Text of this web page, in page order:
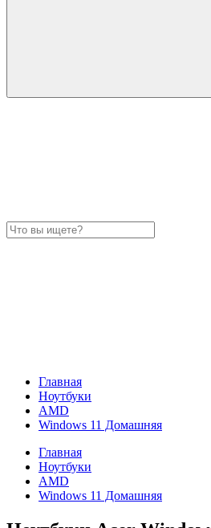
Главная
Ноутбуки
AMD
Windows 11 Домашняя
Главная
Ноутбуки
AMD
Windows 11 Домашняя